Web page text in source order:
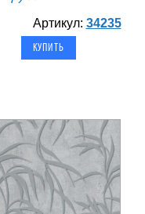
Артикул: 34235